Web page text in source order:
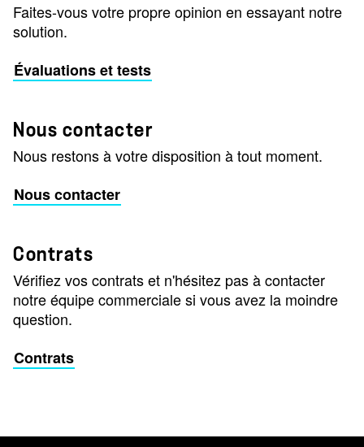
Faites-vous votre propre opinion en essayant notre
solution.
Évaluations et tests
Nous contacter
Nous restons à votre disposition à tout moment.
Nous contacter
Contrats
Vérifiez vos contrats et n'hésitez pas à contacter
notre équipe commerciale si vous avez la moindre
question.
Contrats